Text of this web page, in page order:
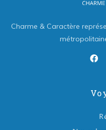
Charme & Caractère